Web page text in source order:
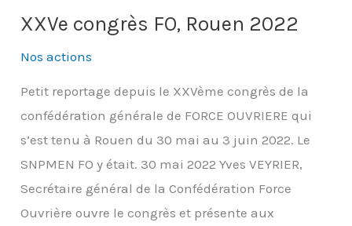
vote
XXVe congrès FO, Rouen 2022
Nos actions
Petit reportage depuis le XXVème congrès de la
confédération générale de FORCE OUVRIERE qui
s’est tenu à Rouen du 30 mai au 3 juin 2022. Le
SNPMEN FO y était. 30 mai 2022 Yves VEYRIER,
Secrétaire général de la Confédération Force
Ouvrière ouvre le congrès et présente aux